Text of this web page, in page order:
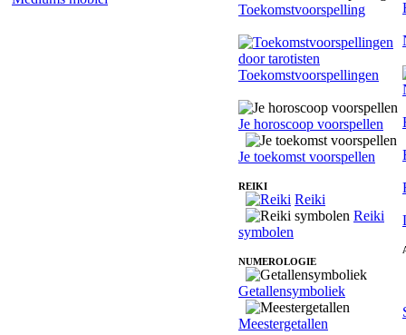
Toekomstvoorspelling
Toekomstvoorspellingen
Je horoscoop voorspellen
Je toekomst voorspellen
REIKI
Reiki
Reiki
symbolen
NUMEROLOGIE
Getallensymboliek
Meestergetallen